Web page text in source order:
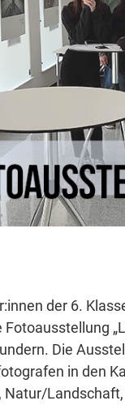
der 6.
Die
in den
Natur/